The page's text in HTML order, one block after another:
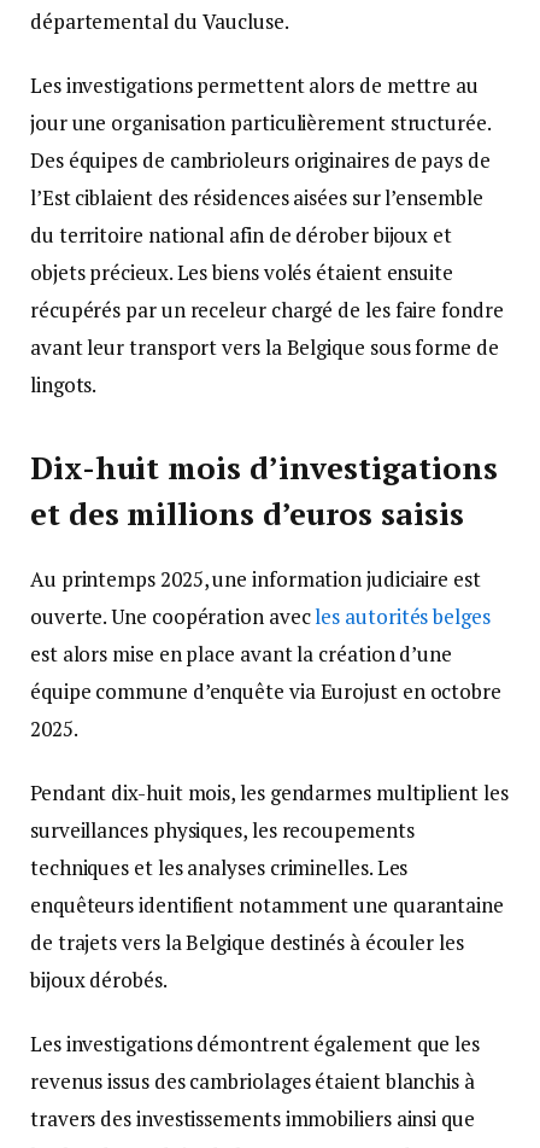
départemental du Vaucluse.
Les investigations permettent alors de mettre au
jour une organisation particulièrement structurée.
Des équipes de cambrioleurs originaires de pays de
l’Est ciblaient des résidences aisées sur l’ensemble
du territoire national afin de dérober bijoux et
objets précieux. Les biens volés étaient ensuite
récupérés par un receleur chargé de les faire fondre
avant leur transport vers la Belgique sous forme de
lingots.
Dix-huit mois d’investigations
et des millions d’euros saisis
Au printemps 2025, une information judiciaire est
ouverte. Une coopération avecles autorités belges
est alors mise en place avant la création d’une
équipe commune d’enquête via Eurojust en octobre
2025.
Pendant dix-huit mois, les gendarmes multiplient les
surveillances physiques, les recoupements
techniques et les analyses criminelles. Les
enquêteurs identifient notamment une quarantaine
de trajets vers la Belgique destinés à écouler les
bijoux dérobés.
Les investigations démontrent également que les
revenus issus des cambriolages étaient blanchis à
travers des investissements immobiliers ainsi que